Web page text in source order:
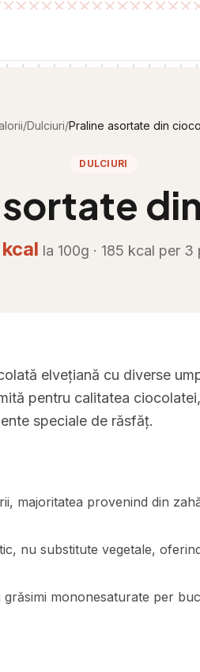
/Dulciuri/Praline asortate din
DULCIURI
kcal la 100g · 185 kcal per 3
elvețiană cu diverse
pentru calitatea
speciale de răsfăț.
majoritatea provenind din
nu substitute vegetale,
mononesaturate per